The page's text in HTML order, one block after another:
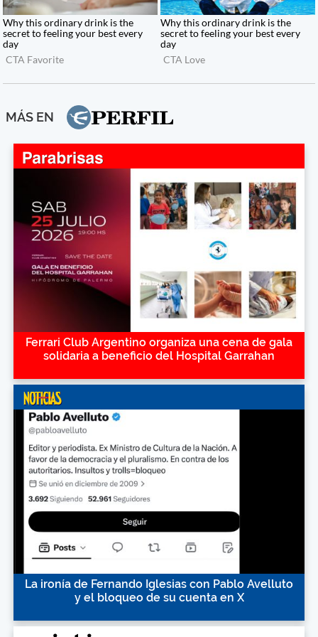
MÁS EN
Ferrari Club Argentino organiza una cena de gala
solidaria a beneficio del Hospital Garrahan
La ironía de Fernando Iglesias con Pablo Avelluto
y el bloqueo de su cuenta en X